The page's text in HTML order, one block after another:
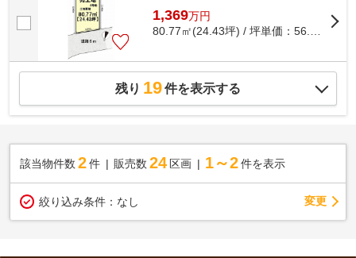
1,369万円
80.77㎡(24.43坪) / 坪単価：56.04 万円
残り 19件を表示する
該当物件数 2件 販売数 24 区画 1～2 件を表示
絞り込み条件： なし 変更